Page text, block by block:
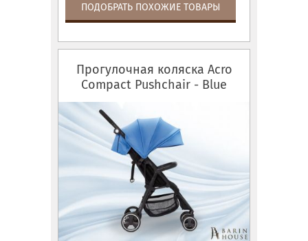
ПОДОБРАТЬ ПОХОЖИЕ ТОВАРЫ
Прогулочная коляска Acro
Compact Pushchair - Blue